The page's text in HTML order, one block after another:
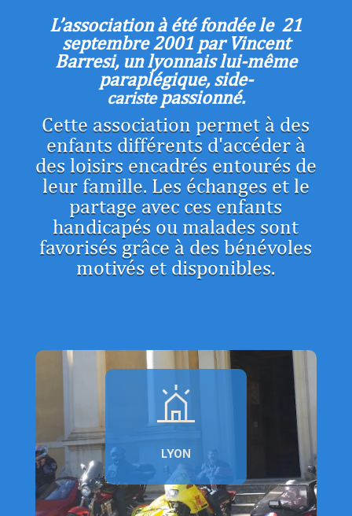
L’association à été fondée le 21
septembre 2001 par Vincent
Barresi, un lyonnais lui-même
paraplégique, side-
cariste passionné.
Cette association permet à des
enfants différents d'accéder à
des loisirs encadrés entourés de
leur famille. Les échanges et le
partage avec ces enfants
handicapés ou malades sont
favorisés grâce à des bénévoles
motivés et disponibles.
LYON